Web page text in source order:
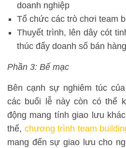
doanh nghiệp
Tổ chức các trò chơi team
Thuyết trình, lên dây cót
thúc đẩy doanh số bán hàng
Phần 3: Bế mạc
Bên cạnh sự nghiêm túc
các buổi lễ này còn có thể
động mang tính giao lưu
thể, chương trình team
mang đến sự giao lưu cho